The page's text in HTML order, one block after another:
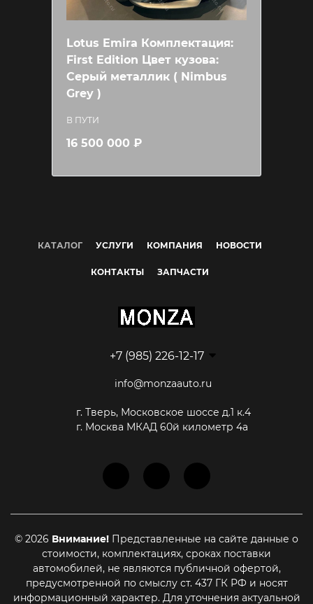
Lotus Emira Комплектация:
First Edition Цвет кузова:
Серый металлик ( Nimbus
Grey )
В ПУТИ
16 500 000 ₽
КАТАЛОГ УСЛУГИ КОМПАНИЯ НОВОСТИ
КОНТАКТЫ ЗАПЧАСТИ
+7 (985) 226-12-17
info@monzaauto.ru
г. Тверь, Московское шоссе д.1 к.4
г. Москва МКАД 60й километр 4а
© 2026 Внимание! Представленные на сайте данные о
стоимости, комплектациях, сроках поставки
автомобилей, не являются публичной офертой,
предусмотренной по смыслу ст. 437 ГК РФ и носят
информационный характер. Для уточнения актуальной